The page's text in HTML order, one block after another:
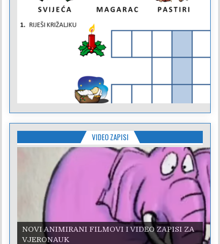
VIDEO ZAPISI
NOVI ANIMIRANI FILMOVI I VIDEO ZAPISI ZA
VJERONAUK
NOVI ANIMIRANI FILMOVI I VIDEO ZAPISI ZA
VJERONAUK